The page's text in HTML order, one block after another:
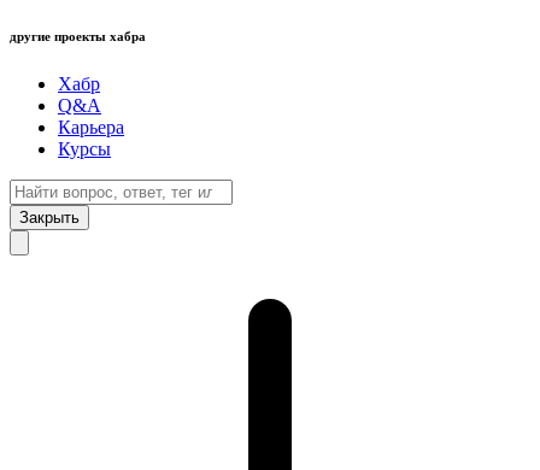
другие проекты хабра
Хабр
Q&A
Карьера
Курсы
Закрыть